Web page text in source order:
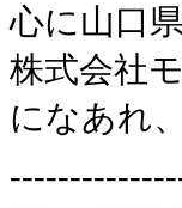
心に山口
株式会社
になあれ